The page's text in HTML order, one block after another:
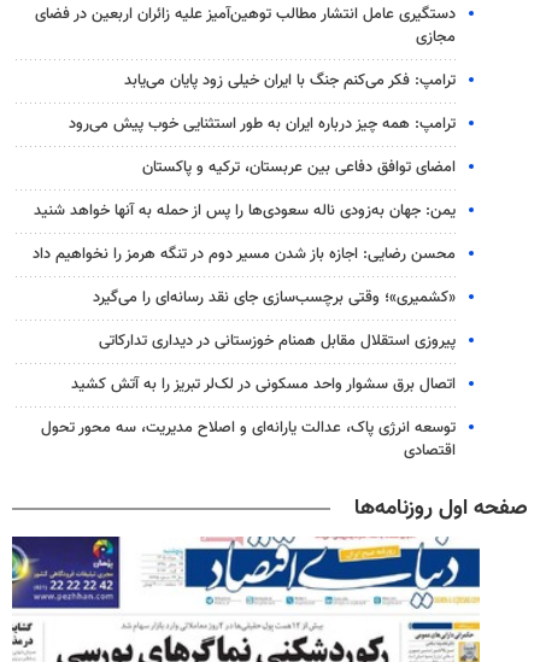
دستگیری عامل انتشار مطالب توهین‌آمیز علیه زائران اربعین در فضای
مجازی
ترامپ: فکر می‌کنم جنگ با ایران خیلی زود پایان می‌یابد
ترامپ: همه چیز درباره ایران به طور استثنایی خوب پیش می‌رود
امضای توافق دفاعی بین عربستان، ترکیه و پاکستان
یمن: جهان به‌زودی ناله سعودی‌ها را پس از حمله به آنها خواهد شنید
محسن رضایی: اجازه باز شدن مسیر دوم در تنگه هرمز را نخواهیم داد
«کشمیری»؛ وقتی برچسب‌سازی جای نقد رسانه‌ای را می‌گیرد
پیروزی استقلال مقابل همنام خوزستانی در دیداری تدارکاتی
اتصال برق سشوار واحد مسکونی در لک‌لر تبریز را به آتش کشید
توسعه انرژی پاک، عدالت یارانه‌ای و اصلاح مدیریت، سه محور تحول
اقتصادی
صفحه اول روزنامه‌ها